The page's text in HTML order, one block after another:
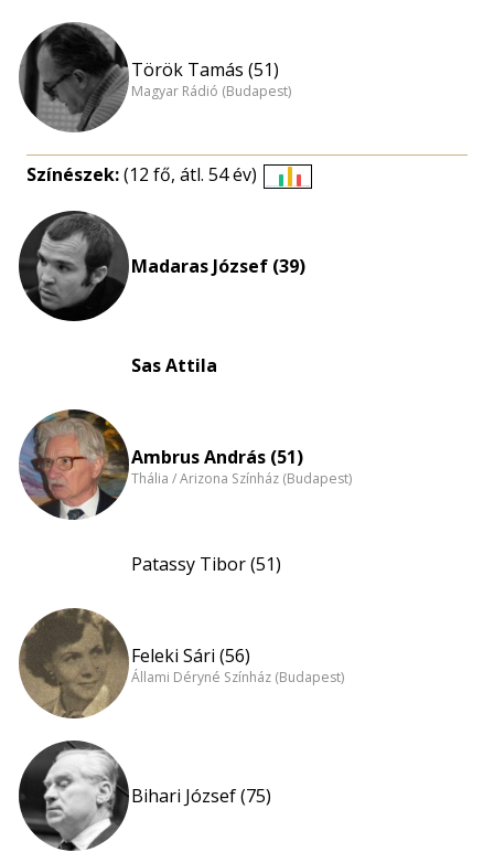
Török Tamás (51)
Magyar Rádió (Budapest)
Színészek:(12 fő, átl. 54 év)
Madaras József (39)
Sas Attila
Ambrus András (51)
Thália / Arizona Színház (Budapest)
Patassy Tibor (51)
Feleki Sári (56)
Állami Déryné Színház (Budapest)
Bihari József (75)